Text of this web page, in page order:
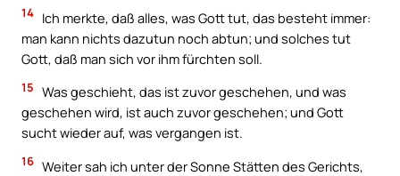
14 Ich merkte, daß alles, was Gott tut, das besteht immer:
man kann nichts dazutun noch abtun; und solches tut
Gott, daß man sich vor ihm fürchten soll.
15 Was geschieht, das ist zuvor geschehen, und was
geschehen wird, ist auch zuvor geschehen; und Gott
sucht wieder auf, was vergangen ist.
16 Weiter sah ich unter der Sonne Stätten des Gerichts,